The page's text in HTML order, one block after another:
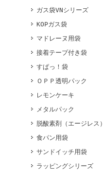
ガス袋VNシリーズ
KOPガス袋
マドレーヌ用袋
接着テープ付き袋
すぱっ！袋
ＯＰＰ透明パック
レモンケーキ
メタルパック
脱酸素剤（エージレス）
食パン用袋
サンドイッチ用袋
ラッピングシリーズ